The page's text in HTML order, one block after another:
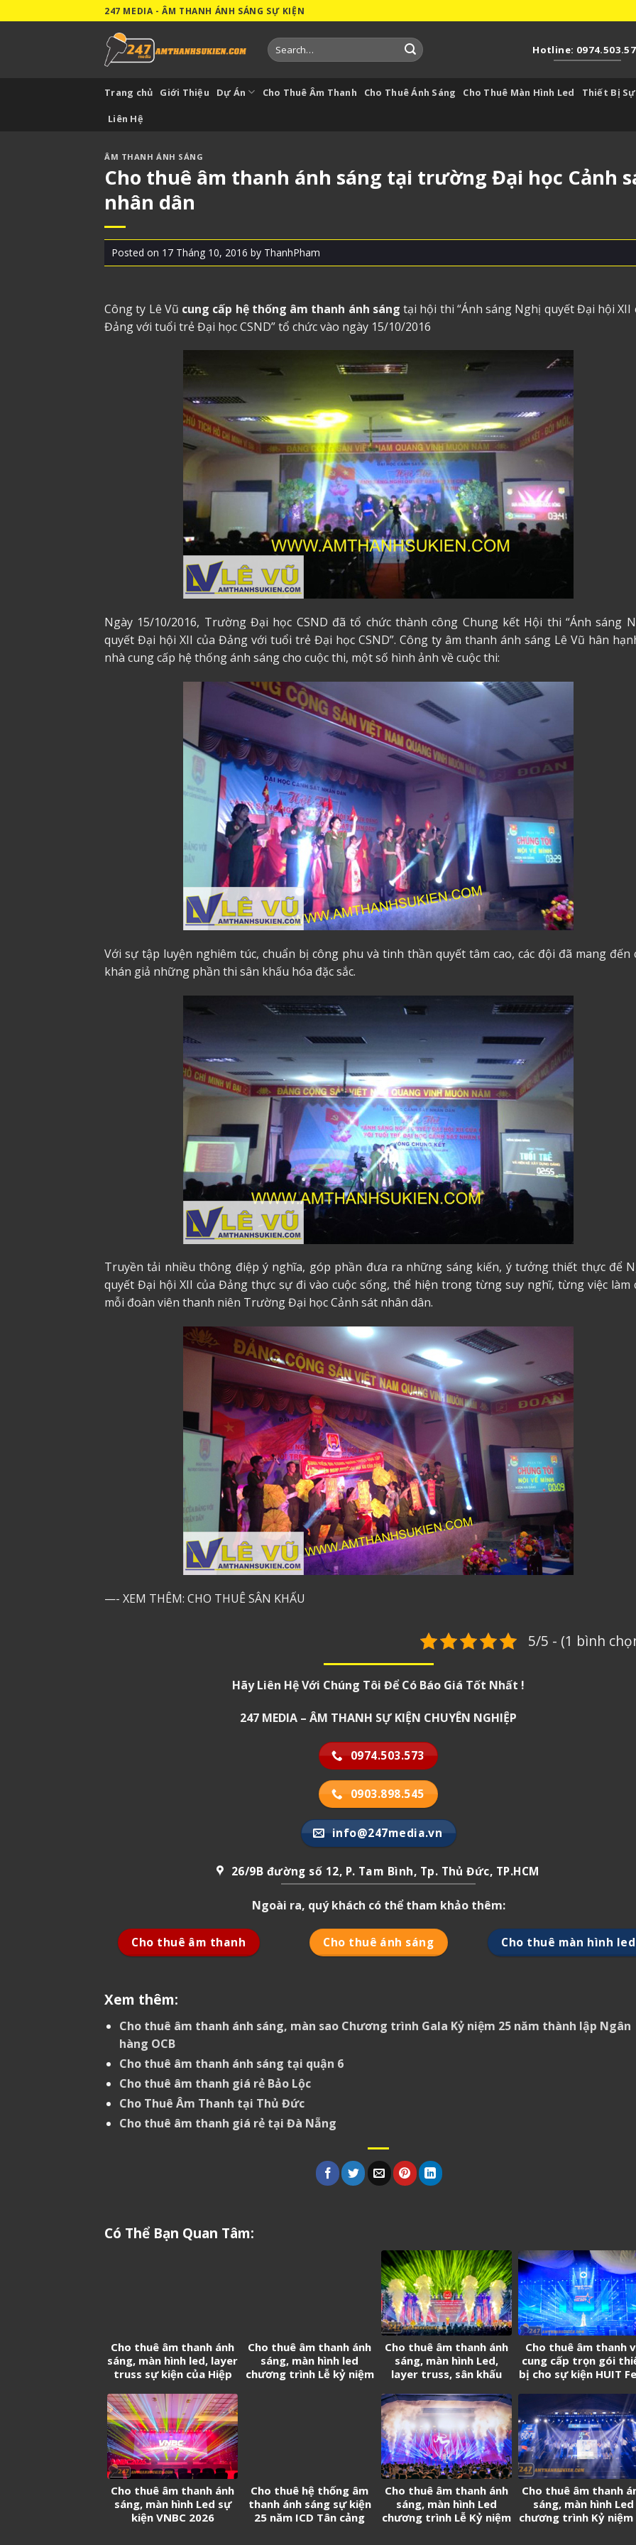
to
247 MEDIA - ÂM THANH ÁNH SÁNG SỰ KIỆN
Search
for:
Hotline:
Trang chủ Giới Thiệu Dự Án Cho Thuê Âm Thanh Cho Thuê Ánh Sáng Cho Thuê Màn Hình Led Thiết Bị
Liên Hệ
ÂM THANH ÁNH SÁNG
Cho thuê âm thanh ánh sáng tại trường Đại học Cảnh
nhân dân
Posted on 17 Tháng 10, 2016 by ThanhPham
Công ty Lê Vũ cung cấp hệ thống âm thanh ánh sáng tại hội thi “Ánh sáng Nghị quyết Đại hội XII
Đảng với tuổi trẻ Đại học CSND” tổ chức vào ngày 15/10/2016
Ngày 15/10/2016, Trường Đại học CSND đã tổ chức thành công Chung kết Hội thi “Ánh sáng
quyết Đại hội XII của Đảng với tuổi trẻ Đại học CSND”. Công ty âm thanh ánh sángLê Vũ hân
nhà cung cấp hệ thống ánh sáng cho cuộc thi, một số hình ảnh về cuộc thi:
Với sự tập luyện nghiêm túc, chuẩn bị công phu và tinh thần quyết tâm cao, các đội đã mang đến
khán giả những phần thi sân khấu hóa đặc sắc.
Truyền tải nhiều thông điệp ý nghĩa, góp phần đưa ra những sáng kiến, ý tưởng thiết thực để
quyết Đại hội XII của Đảng thực sự đi vào cuộc sống, thể hiện trong từng suy nghĩ, từng việc làm
mỗi đoàn viên thanh niên Trường Đại học Cảnh sát nhân dân.
—- XEM THÊM: CHO THUÊ SÂN KHẤU
5/5 - (1 bình
Hãy Liên Hệ Với Chúng Tôi Để Có Báo Giá Tốt Nhất !
247 MEDIA – ÂM THANH SỰ KIỆN CHUYÊN NGHIỆP
0974.503.573
0903.898.545
info@247media.vn
26/9B đường số 12, P. Tam Bình, Tp. Thủ Đức, TP.HCM
Ngoài ra, quý khách có thể tham khảo thêm:
Cho thuê âm thanh Cho thuê ánh sáng Cho thuê màn hình led
Xem thêm:
Cho thuê âm thanh ánh sáng, màn sao Chương trình Gala Kỷ niệm 25 năm thành lập Ngân
hàng OCB
Cho thuê âm thanh ánh sáng tại quận 6
Cho thuê âm thanh giá rẻ Bảo Lộc
Cho Thuê Âm Thanh tại Thủ Đức
Cho thuê âm thanh giá rẻ tại Đà Nẵng
Có Thể Bạn Quan Tâm:
Cho thuê âm thanh ánh
sáng, màn hình led, layer
truss sự kiện của Hiệp
Quốc tại Việt Nam
Cho thuê âm thanh ánh
sáng, màn hình led
chương trình Lễ kỷ niệm
Cho thuê âm thanh ánh
sáng, màn hình Led,
layer truss, sân khấu
nghệ thuật chào mừng
thành lập Phường Long
Thành
Cho thuê âm thanh
cung cấp trọn gói
bị cho sự kiện HUIT
Cho thuê âm thanh ánh
sáng, màn hình Led sự
kiện VNBC 2026
Cho thuê hệ thống âm
thanh ánh sáng sự kiện
25 năm ICD Tân cảng
Cho thuê âm thanh ánh
sáng, màn hình Led
chương trình Lễ Kỷ niệm
Cho thuê âm thanh
sáng, màn hình Led
chương trình Kỷ niệm